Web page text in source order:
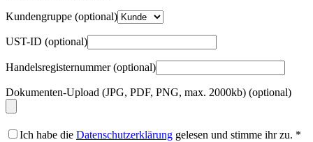
Kundengruppe (optional)
UST-ID (optional)
Handelsregisternummer(optional)
Dokumenten-Upload (JPG, PDF, PNG, max. 2000kb) (optional)
Ich habe die Datenschutzerklärung gelesen und stimme ihr zu. *